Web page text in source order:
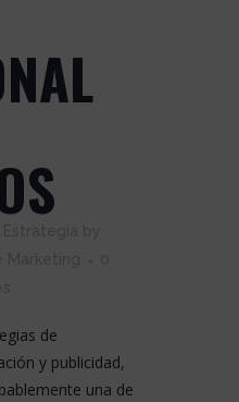
de
y publicidad,
una de